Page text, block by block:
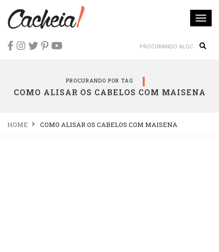
PROCURANDO POR TAG
COMO ALISAR OS CABELOS COM MAISENA
HOME COMO ALISAR OS CABELOS COM MAISENA